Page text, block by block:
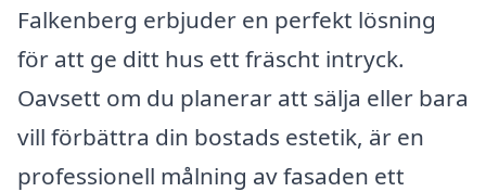
Falkenberg erbjuder en perfekt lösning
för att ge ditt hus ett fräscht intryck.
Oavsett om du planerar att sälja eller bara
vill förbättra din bostads estetik, är en
professionell målning av fasaden ett